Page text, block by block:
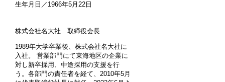
生年月日／1966年5月22日
株式会社名大社 取締役会長
1989年大学卒業後、株式会社名大社に
入社。 営業部門にて東海地区の企業に
対し新卒採用、中途採用の支援を行
う。各部門の責任者を経て、2010年5月